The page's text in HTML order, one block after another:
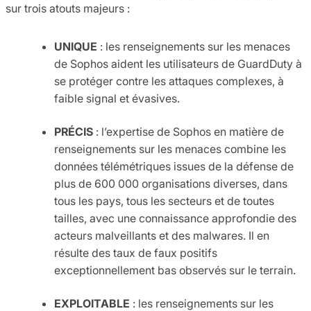
sur trois atouts majeurs :
UNIQUE : les renseignements sur les menaces
de Sophos aident les utilisateurs de GuardDuty à
se protéger contre les attaques complexes, à
faible signal et évasives.
PRÉCIS : l’expertise de Sophos en matière de
renseignements sur les menaces combine les
données télémétriques issues de la défense de
plus de 600 000 organisations diverses, dans
tous les pays, tous les secteurs et de toutes
tailles, avec une connaissance approfondie des
acteurs malveillants et des malwares. Il en
résulte des taux de faux positifs
exceptionnellement bas observés sur le terrain.
EXPLOITABLE : les renseignements sur les